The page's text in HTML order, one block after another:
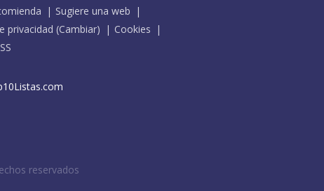
Sugiere una web
privacidad (Cambiar)
Cookies
reservados